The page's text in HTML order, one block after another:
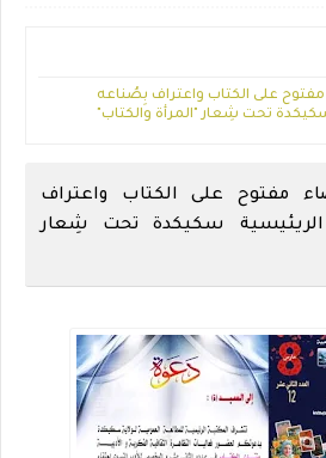
على الكتاب واعتراف بِصُناعه
تحت شِعار "المرأة والكتاب"
مفتوح على الكتاب واعتراف
الريئيسية سكيكدة تحت شِعار